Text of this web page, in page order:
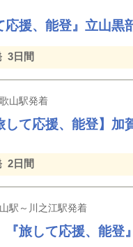
応援、能登』立山
3日間
山駅発着
して応援、能登】
2日間
駅～川之江駅発着
『旅して応援、能